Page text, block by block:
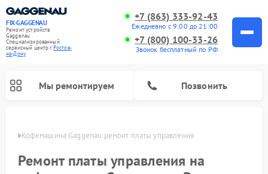
FIX-GAGGENAU
Ремонт устройств
Gaggenau
Специализированный
cервисный центр г.Ростов-
на-Дону
+7 (863) 333-92-43
Ежедневно с 9:00 до 21:00
+7 (800) 100-33-26
Звонок бесплатный по РФ
Мы ремонтируем Позвонить
Кофемашина Gaggenau ремонт платы управления
Ремонт платы управления на